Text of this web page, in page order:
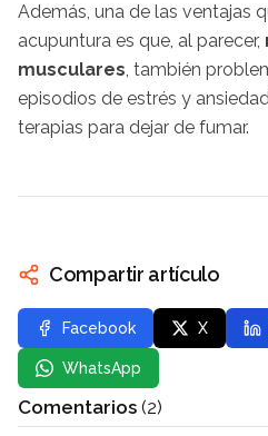
Además, una de las ventajas
acupuntura es que, al parecer,
musculares, también
episodios de estrés y
terapias para dejar de fumar.
Compartir artículo
Facebook X
WhatsApp
Comentarios (2)